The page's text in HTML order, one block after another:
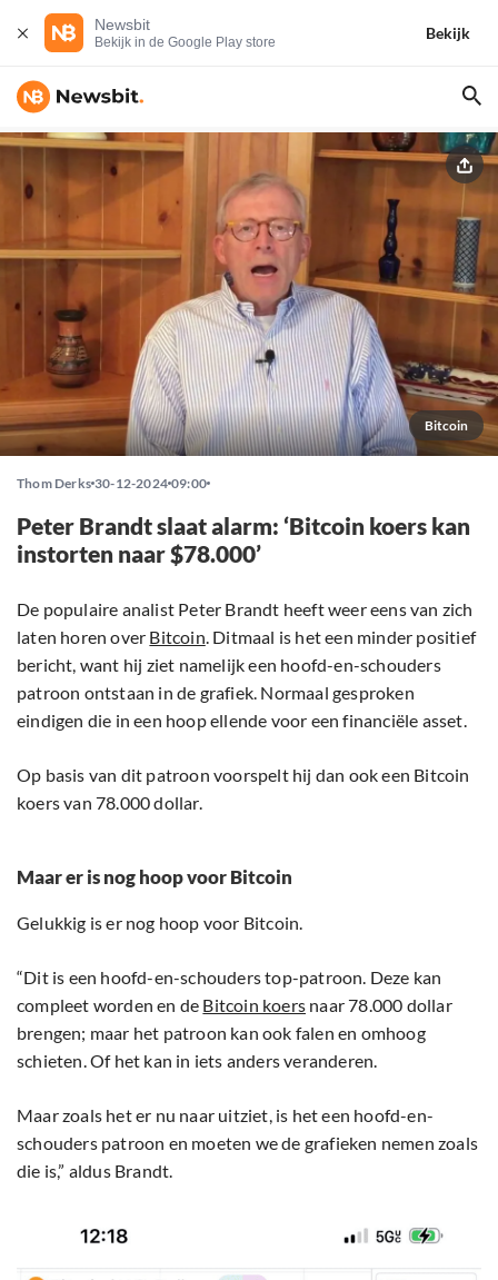
Newsbit
Bekijk in de Google Play store
Bekijk
Bitcoin
Thom Derks 30-12-2024 09:00
Peter Brandt slaat alarm: ‘Bitcoin koers kan
instorten naar $78.000’
De populaire analist Peter Brandt heeft weer eens van zich
laten horen over Bitcoin. Ditmaal is het een minder positief
bericht, want hij ziet namelijk een hoofd-en-schouders
patroon ontstaan in de grafiek. Normaal gesproken
eindigen die in een hoop ellende voor een financiële asset.
Op basis van dit patroon voorspelt hij dan ook een Bitcoin
koers van 78.000 dollar.
Maar er is nog hoop voor Bitcoin
Gelukkig is er nog hoop voor Bitcoin.
“Dit is een hoofd-en-schouders top-patroon. Deze kan
compleet worden en de Bitcoin koers naar 78.000 dollar
brengen; maar het patroon kan ook falen en omhoog
schieten. Of het kan in iets anders veranderen.
Maar zoals het er nu naar uitziet, is het een hoofd-en-
schouders patroon en moeten we de grafieken nemen zoals
die is,” aldus Brandt.